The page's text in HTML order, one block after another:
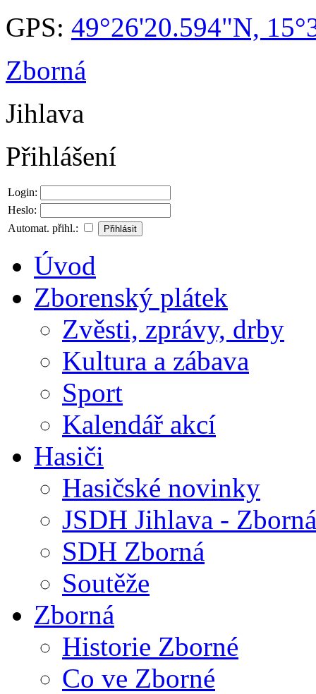
GPS: 49°26'20.594"N,
Zborná
Jihlava
Přihlášení
Login:
Heslo:
Automat. přihl.:
Úvod
Zborenský plátek
Zvěsti, zprávy, drby
Kultura a zábava
Sport
Kalendář akcí
Hasiči
Hasičské novinky
JSDH Jihlava - Zborná
SDH Zborná
Soutěže
Zborná
Historie Zborné
Co ve Zborné